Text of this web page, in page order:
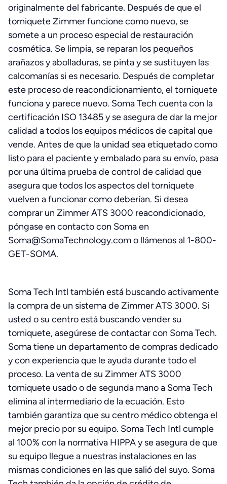
originalmente del fabricante. Después de que el
torniquete Zimmer funcione como nuevo, se
somete a un proceso especial de restauración
cosmética. Se limpia, se reparan los pequeños
arañazos y abolladuras, se pinta y se sustituyen las
calcomanías si es necesario. Después de completar
este proceso de reacondicionamiento, el torniquete
funciona y parece nuevo. Soma Tech cuenta con la
certificación ISO 13485 y se asegura de dar la mejor
calidad a todos los equipos médicos de capital que
vende. Antes de que la unidad sea etiquetado como
listo para el paciente y embalado para su envío, pasa
por una última prueba de control de calidad que
asegura que todos los aspectos del torniquete
vuelven a funcionar como deberían. Si desea
comprar un Zimmer ATS 3000 reacondicionado,
póngase en contacto con Soma en
Soma@SomaTechnology.com o llámenos al 1-800-
GET-SOMA.
Soma Tech Intl también está buscando activamente
la compra de un sistema de Zimmer ATS 3000. Si
usted o su centro está buscando vender su
torniquete, asegúrese de contactar con Soma Tech.
Soma tiene un departamento de compras dedicado
y con experiencia que le ayuda durante todo el
proceso. La venta de su Zimmer ATS 3000
torniquete usado o de segunda mano a Soma Tech
elimina al intermediario de la ecuación. Esto
también garantiza que su centro médico obtenga el
mejor precio por su equipo. Soma Tech Intl cumple
al 100% con la normativa HIPPA y se asegura de que
su equipo llegue a nuestras instalaciones en las
mismas condiciones en las que salió del suyo. Soma